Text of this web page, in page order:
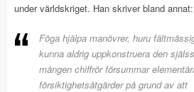
under världskriget. Han skriver bland annat:
Föga hjälpa manövrer, huru
kunna aldrig uppkonstruera den
mången chiffrör försummar
försiktighetsåtgärder på grund av att